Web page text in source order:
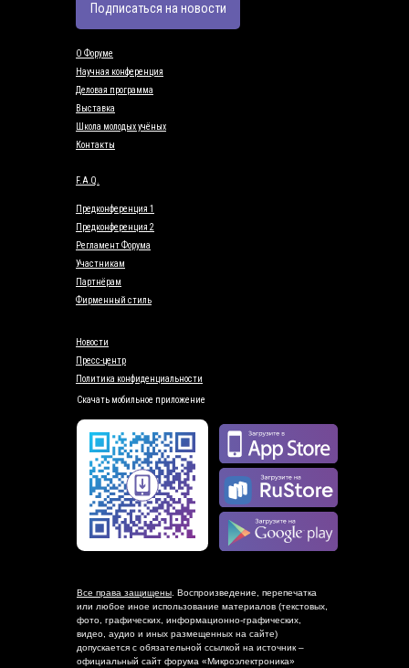
О Форуме
Научная конференция
Деловая программа
Выставка
Школа молодых учёных
Контакты
Предконференция 1
Предконференция 2
Регламент Форума
Участникам
Партнёрам
Фирменный стиль
Новости
Пресс-центр
Политика конфиденциальности
Все права защищены . Воспроизведение, перепечатка
или любое иное использование материалов (текстовых,
фото, графических, информационно-графических,
видео, аудио и иных размещенных на сайте)
допускается с обязательной ссылкой на источник –
официальный сайт форума «Микроэлектроника»
F.A.Q.
Скачать мобильное приложение
Подписаться на новости